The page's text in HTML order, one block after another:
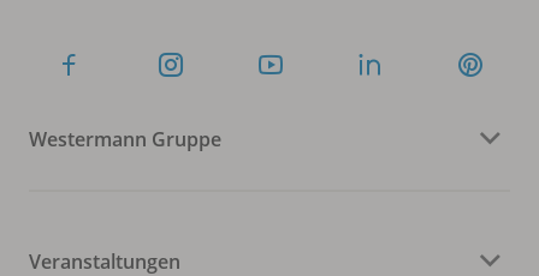
Westermann Gruppe
Veranstaltungen